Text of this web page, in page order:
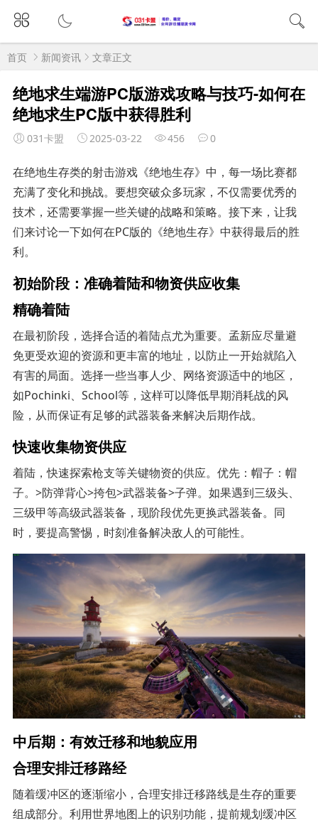
首页 新闻资讯 文章正文
绝地求生端游PC版游戏攻略与技巧-如何在
绝地求生PC版中获得胜利
031卡盟 2025-03-22 456 0
在绝地生存类的射击游戏《绝地生存》中，每一场比赛都
充满了变化和挑战。要想突破众多玩家，不仅需要优秀的
技术，还需要掌握一些关键的战略和策略。接下来，让我
们来讨论一下如何在PC版的《绝地生存》中获得最后的胜
利。
初始阶段：准确着陆和物资供应收集
精确着陆
在最初阶段，选择合适的着陆点尤为重要。孟新应尽量避
免更受欢迎的资源和更丰富的地址，以防止一开始就陷入
有害的局面。选择一些当事人少、网络资源适中的地区，
如Pochinki、School等，这样可以降低早期消耗战的风
险，从而保证有足够的武器装备来解决后期作战。
快速收集物资供应
着陆，快速探索枪支等关键物资的供应。优先：帽子：帽
子。>防弹背心>挎包>武器装备>子弹。如果遇到三级头、
三级甲等高级武器装备，现阶段优先更换武器装备。同
时，要提高警惕，时刻准备解决敌人的可能性。
中后期：有效迁移和地貌应用
合理安排迁移路经
随着缓冲区的逐渐缩小，合理安排迁移路线是生存的重要
组成部分。利用世界地图上的识别功能，提前规划缓冲区